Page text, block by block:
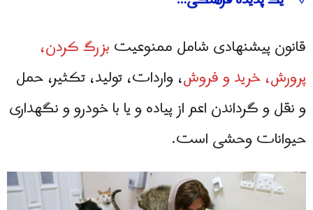
قانون پیشنهادی شامل ممنوعیتبزرگ کردن،
پرورش، خرید و فروش، واردات، تولید، تکثیر، حمل
و نقل و گرداندن اعم از پیاده و یا با خودرو و نگهداری
حیوانات وحشی است.